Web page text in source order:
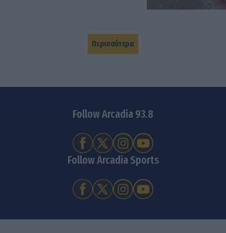
Περισσότερα
Follow Arcadia 93.8
Follow Arcadia Sports